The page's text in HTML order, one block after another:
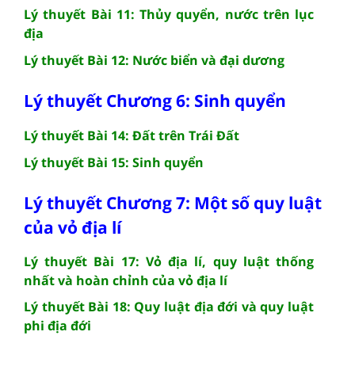
Lý thuyết Bài 11: Thủy quyển, nước trên lục
địa
Lý thuyết Bài 12: Nước biển và đại dương
Lý thuyết Chương 6: Sinh quyển
Lý thuyết Bài 14: Đất trên Trái Đất
Lý thuyết Bài 15: Sinh quyển
Lý thuyết Chương 7: Một số quy luật
của vỏ địa lí
Lý thuyết Bài 17: Vỏ địa lí, quy luật thống
nhất và hoàn chỉnh của vỏ địa lí
Lý thuyết Bài 18: Quy luật địa đới và quy luật
phi địa đới